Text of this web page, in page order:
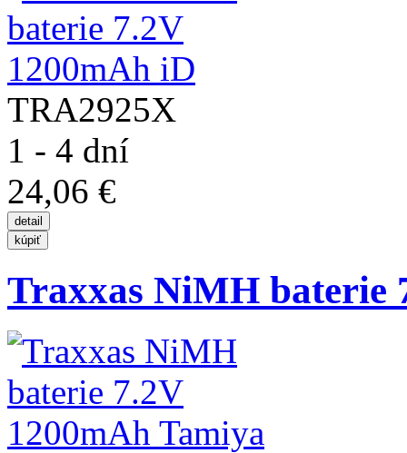
TRA2925X
1 - 4 dní
24,06 €
Traxxas NiMH baterie